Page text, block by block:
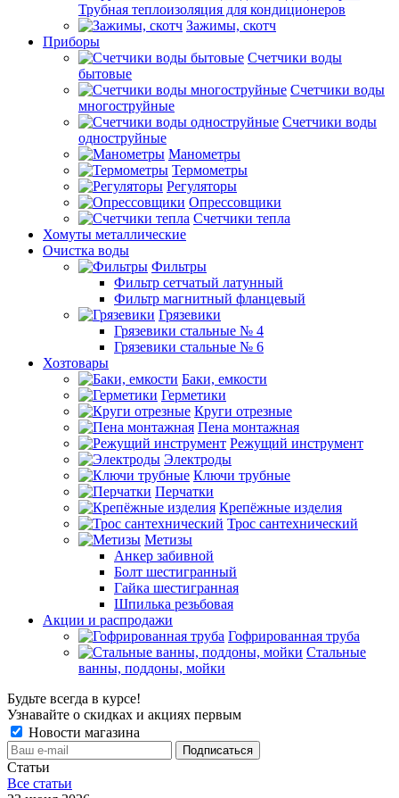
Трубная теплоизоляция для кондиционеров
Зажимы, скотч
Приборы
Счетчики воды
бытовые
Счетчики воды
многоструйные
Счетчики воды
одноструйные
Манометры
Термометры
Регуляторы
Опрессовщики
Счетчики тепла
Хомуты металлические
Очистка воды
Фильтры
Фильтр сетчатый латунный
Фильтр магнитный фланцевый
Грязевики
Грязевики стальные № 4
Грязевики стальные № 6
Хозтовары
Баки, емкости
Герметики
Круги отрезные
Пена монтажная
Режущий инструмент
Электроды
Ключи трубные
Перчатки
Крепёжные изделия
Трос сантехнический
Метизы
Анкер забивной
Болт шестигранный
Гайка шестигранная
Шпилька резьбовая
Акции и распродажи
Гофрированная труба
Стальные
ванны, поддоны, мойки
Будьте всегда в курсе!
Узнавайте о скидках и акциях первым
Новости магазина
Статьи
Все cтатьи